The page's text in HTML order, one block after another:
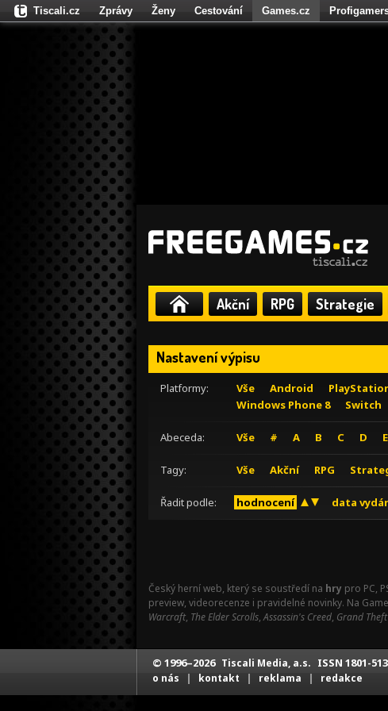
Akční RPG Strategie
Nastavení výpisu
Platformy: Vše Android
Windows Phone 8
Switch
Abeceda: Vše # A B C D E
Tagy: Vše Akční RPG
Řadit podle: hodnocení data
Český herní web, který se soustředí na hry pro PC,
preview, videorecenze i pravidelné novinky. Na
Warcraft, The Elder Scrolls,Assassin's Creed, Grand
Tiscali.cz Zprávy Ženy Cestování Games.cz
Fights.cz
© 1996–2026 Tiscali Media, a.s. ISSN 1801-
o nás | kontakt | reklama | redakce